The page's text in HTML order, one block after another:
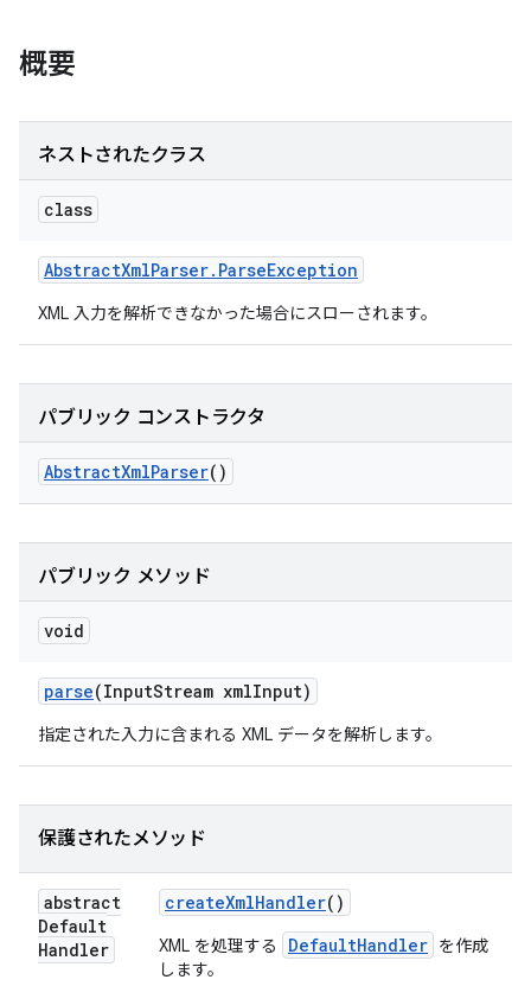
概要
ネストされたクラス
class
AbstractXmlParser. ParseException
XML 入力を解析できなかった場合にスローされます。
パブリック コンストラクタ
AbstractXmlParser()
パブリック メソッド
void
parse(InputStream xmlInput)
指定された入力に含まれる XML データを解析します。
保護されたメソッド
abstract
Default
Handler
createXmlHandler()
XML を処理する DefaultHandler を作成
します。